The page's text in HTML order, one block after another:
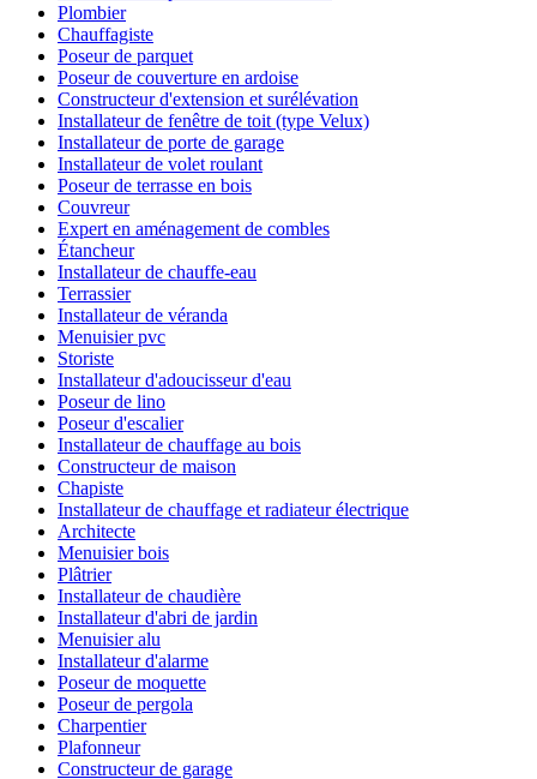
Plombier
Chauffagiste
Poseur de parquet
Poseur de couverture en ardoise
Constructeur d'extension et surélévation
Installateur de fenêtre de toit (type Velux)
Installateur de porte de garage
Installateur de volet roulant
Poseur de terrasse en bois
Couvreur
Expert en aménagement de combles
Étancheur
Installateur de chauffe-eau
Terrassier
Installateur de véranda
Menuisier pvc
Storiste
Installateur d'adoucisseur d'eau
Poseur de lino
Poseur d'escalier
Installateur de chauffage au bois
Constructeur de maison
Chapiste
Installateur de chauffage et radiateur électrique
Architecte
Menuisier bois
Plâtrier
Installateur de chaudière
Installateur d'abri de jardin
Menuisier alu
Installateur d'alarme
Poseur de moquette
Poseur de pergola
Charpentier
Plafonneur
Constructeur de garage